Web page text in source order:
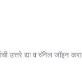
उत्तरे द्या व चॅनेल जॉइन करा